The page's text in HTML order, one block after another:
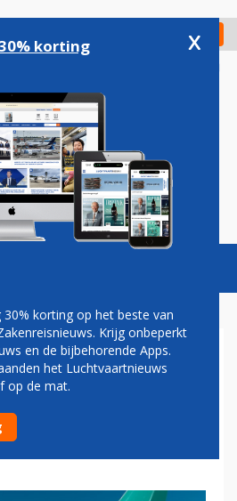
Check in
Podcasts Vacatures
COMPLETE
OM
OP TE
korting x
korting op het beste van
Krijg onbeperkt
en de bijbehorende Apps.
het Luchtvaartnieuws
op de mat.